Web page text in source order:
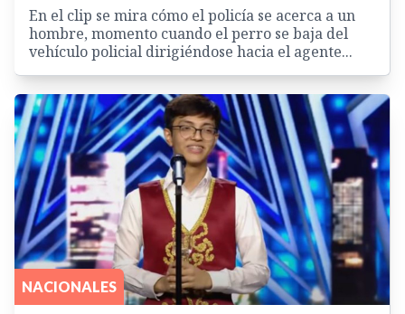
En el clip se mira cómo el policía se acerca a un
hombre, momento cuando el perro se baja del
vehículo policial dirigiéndose hacia el agente...
NACIONALES